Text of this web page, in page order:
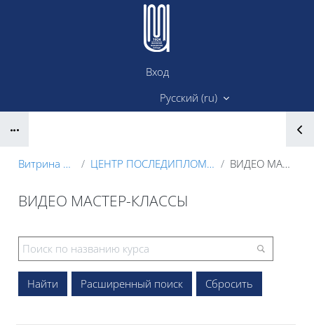
Перейти к основному содержанию
Вход
Русский ‎(ru)‎
Витрина курсов 3KL ЦЕНТР ПОСЛЕДИПЛОМНОГО ОБРАЗОВАНИЯ ВИДЕО МАСТЕР-КЛАССЫ
ВИДЕО МАСТЕР-КЛАССЫ
Расширенный поиск